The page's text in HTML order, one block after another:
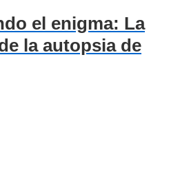
el enigma: La
la autopsia de